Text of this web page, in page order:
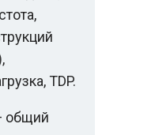
TDP.
общий